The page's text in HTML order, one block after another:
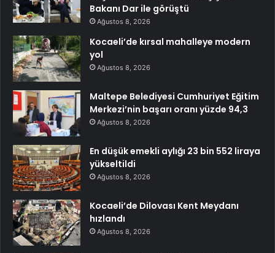
Bakanı Dar ile görüştü
Ağustos 8, 2026
Kocaeli’de kırsal mahalleye modern
yol
Ağustos 8, 2026
Maltepe Belediyesi Cumhuriyet Eğitim
Merkezi’nin başarı oranı yüzde 94,3
Ağustos 8, 2026
En düşük emekli aylığı 23 bin 552 liraya
yükseltildi
Ağustos 8, 2026
Kocaeli’de Dilovası Kent Meydanı
hızlandı
Ağustos 8, 2026